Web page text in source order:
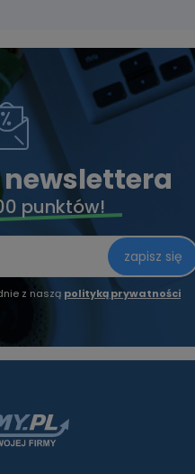
newslettera
punktów!
zapisz się
z naszą polityką prywatności